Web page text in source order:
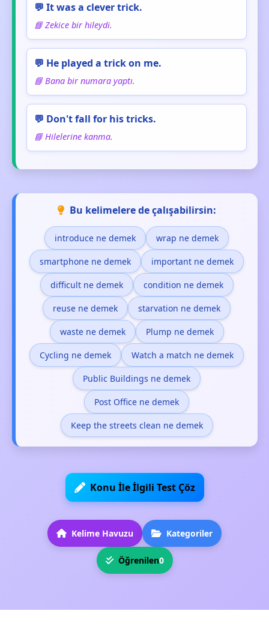
💬 It was a clever trick.
📘 Zekice bir hileydi.
💬 He played a trick on me.
📘 Bana bir numara yaptı.
💬 Don't fall for his tricks.
📘 Hilelerine kanma.
Bu kelimelere de çalışabilirsin:
introduce ne demek wrap ne demek
smartphone ne demek important ne demek
difficult ne demek condition ne demek
reuse ne demek starvation ne demek
waste ne demek Plump ne demek
Cycling ne demek Watch a match ne demek
Public Buildings ne demek
Post Office ne demek
Keep the streets clean ne demek
Konu İle İlgili Test Çöz
Kelime Havuzu Kategoriler
Öğrenilen0